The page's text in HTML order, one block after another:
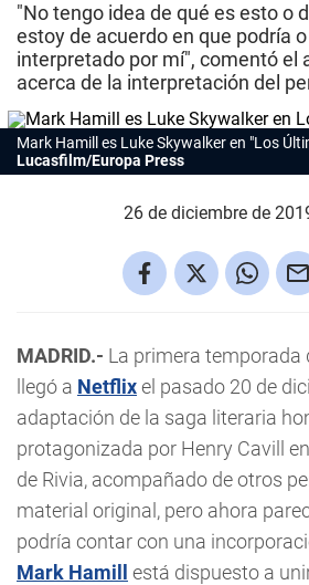
"No tengo idea de qué es esto o
estoy de acuerdo en que podría
interpretado por mí", comentó el
acerca de la interpretación del
Mark Hamill es Luke Skywalker en "Los
Lucasfilm/Europa Press
26 de diciembre de
MADRID.- La primera temporada
llegó a Netflixel pasado 20 de
adaptación de la saga literaria
protagonizada por Henry Cavill
de Rivia, acompañado de otros
material original, pero ahora
podría contar con una
Mark Hamill
está dispuesto a